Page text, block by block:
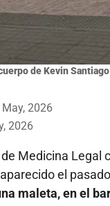
de Kevin
2026
2026
Medicina Legal
el
maleta, en el